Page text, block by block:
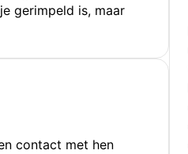
gerimpeld is, maar
contact met hen